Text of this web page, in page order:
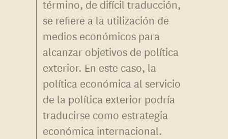
término, de difícil traducción,
se refiere a la utilización de
medios económicos para
alcanzar objetivos de política
exterior. En este caso, la
política económica al servicio
de la política exterior podría
traducirse como estrategia
económica internacional.